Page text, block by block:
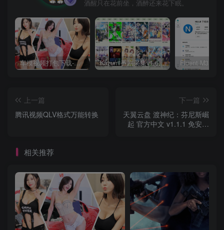
酒醒只在花前坐，酒醉还来花下眠。
车模视频打包下载-高清无水印版 Kazumi番剧采集v1.6.9：支持自定义规则+在线观看+弹幕，跨平台下载
上一篇
腾讯视频QLV格式万能转换
下一篇
天翼云盘 渡神纪：芬尼斯崛
起 官方中文 v1.1.1 免安装
相关推荐